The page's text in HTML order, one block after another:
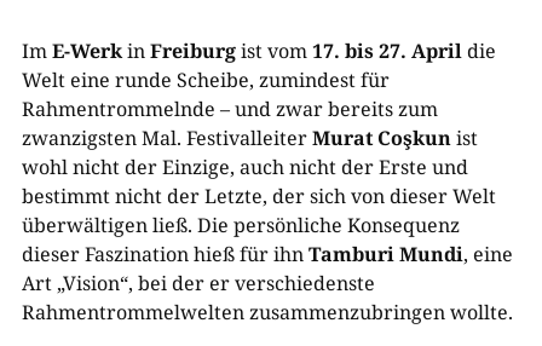
ImE-WerkinFreiburgist vom17. bis 27. Aprildie
Welt eine runde Scheibe, zumindest für
Rahmentrommelnde – und zwar bereits zum
zwanzigsten Mal. FestivalleiterMurat Coşkunist
wohl nicht der Einzige, auch nicht der Erste und
bestimmt nicht der Letzte, der sich von dieser Welt
überwältigen ließ. Die persönliche Konsequenz
dieser Faszination hieß für ihnTamburi Mundi, eine
Art „Vision“, bei der er verschiedenste
Rahmentrommelwelten zusammenzubringen wollte.